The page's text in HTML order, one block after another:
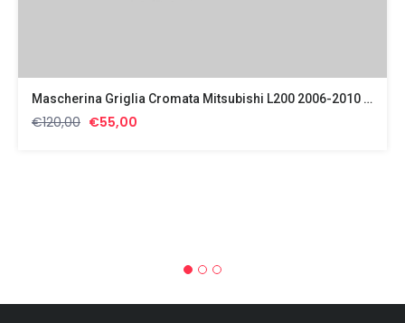
Mascherina Griglia Cromata Mitsubishi L200 2006-2010 Sinistro
€120,00 Il€55,00